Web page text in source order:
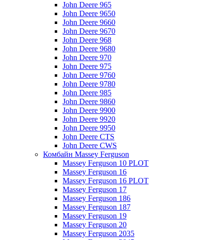
John Deere 965
John Deere 9650
John Deere 9660
John Deere 9670
John Deere 968
John Deere 9680
John Deere 970
John Deere 975
John Deere 9760
John Deere 9780
John Deere 985
John Deere 9860
John Deere 9900
John Deere 9920
John Deere 9950
John Deere CTS
John Deere CWS
Комбайн Massey Ferguson
Massey Ferguson 10 PLOT
Massey Ferguson 16
Massey Ferguson 16 PLOT
Massey Ferguson 17
Massey Ferguson 186
Massey Ferguson 187
Massey Ferguson 19
Massey Ferguson 20
Massey Ferguson 2035